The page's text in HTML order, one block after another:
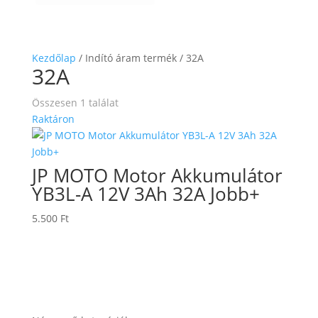
Kezdőlap / Indító áram termék / 32A
32A
Összesen 1 találat
Raktáron
JP MOTO Motor Akkumulátor
YB3L-A 12V 3Ah 32A Jobb+
5.500 Ft